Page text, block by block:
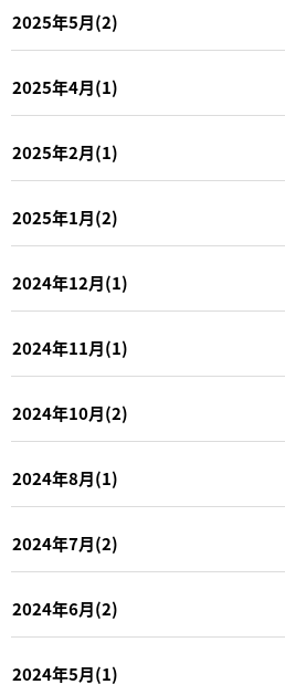
2025年5月(2)
2025年4月(1)
2025年2月(1)
2025年1月(2)
2024年12月(1)
2024年11月(1)
2024年10月(2)
2024年8月(1)
2024年7月(2)
2024年6月(2)
2024年5月(1)